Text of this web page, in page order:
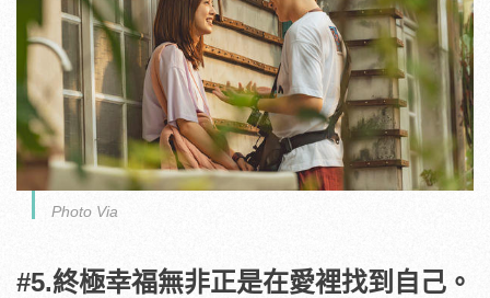
Photo Via
#5.終極幸福無非正是在愛裡找到自己。